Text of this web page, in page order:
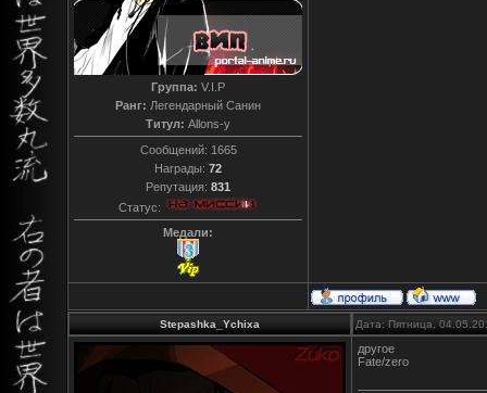
Группа: V.I.P
Ранг: Легендарный Санин
Титул: Allons-y
Сообщений: 1665
Награды: 72
Репутация: 831
Статус:
Медали:
Stepashka_Ychixa Дата: Пятница,
другое
Fate/zero